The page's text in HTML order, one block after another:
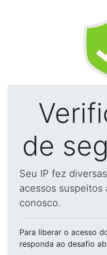
de
Seu IP fez
acessos suspeitos
conosco.
Para liberar o acesso
responda ao desafio